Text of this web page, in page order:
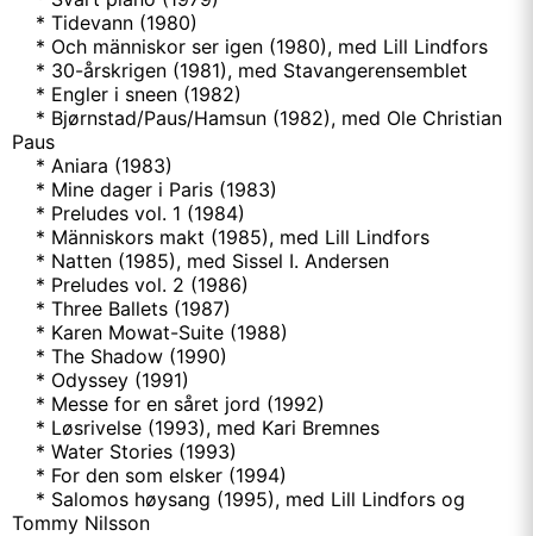
* Tidevann (1980)
* Och människor ser igen (1980), med Lill Lindfors
* 30-årskrigen (1981), med Stavangerensemblet
* Engler i sneen (1982)
* Bjørnstad/Paus/Hamsun (1982), med Ole Christian
Paus
* Aniara (1983)
* Mine dager i Paris (1983)
* Preludes vol. 1 (1984)
* Människors makt (1985), med Lill Lindfors
* Natten (1985), med Sissel I. Andersen
* Preludes vol. 2 (1986)
* Three Ballets (1987)
* Karen Mowat-Suite (1988)
* The Shadow (1990)
* Odyssey (1991)
* Messe for en såret jord (1992)
* Løsrivelse (1993), med Kari Bremnes
* Water Stories (1993)
* For den som elsker (1994)
* Salomos høysang (1995), med Lill Lindfors og
Tommy Nilsson